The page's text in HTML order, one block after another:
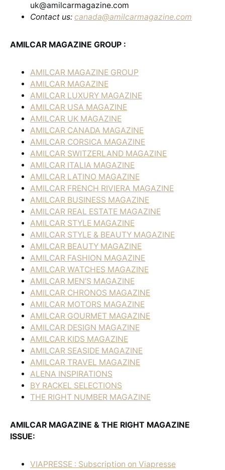
uk@amilcarmagazine.com
Contact us: canada@amilcarmagazine.com
AMILCAR MAGAZINE GROUP :
AMILCAR MAGAZINE GROUP
AMILCAR MAGAZINE
AMILCAR LUXURY MAGAZINE
AMILCAR USA MAGAZINE
AMILCAR UK MAGAZINE
AMILCAR CANADA MAGAZINE
AMILCAR CORSICA MAGAZINE
AMILCAR SWITZERLAND MAGAZINE
AMILCAR ITALIA MAGAZINE
AMILCAR LATINO MAGAZINE
AMILCAR FRENCH RIVIERA MAGAZINE
AMILCAR BUSINESS MAGAZINE
AMILCAR REAL ESTATE MAGAZINE
AMILCAR STYLE MAGAZINE
AMILCAR STYLE & BEAUTY MAGAZINE
AMILCAR BEAUTY MAGAZINE
AMILCAR FASHION MAGAZINE
AMILCAR WATCHES MAGAZINE
AMILCAR MEN’S MAGAZINE
AMILCAR CHRONOS MAGAZINE
AMILCAR MOTORS MAGAZINE
AMILCAR GOURMET MAGAZINE
AMILCAR DESIGN MAGAZINE
AMILCAR KIDS MAGAZINE
AMILCAR SEASIDE MAGAZINE
AMILCAR TRAVEL MAGAZINE
ALENA INSPIRATIONS
BY RACKEL SELECTIONS
THE RIGHT NUMBER MAGAZINE
AMILCAR MAGAZINE & THE RIGHT MAGAZINE
ISSUE:
VIAPRESSE : Subscription on Viapresse